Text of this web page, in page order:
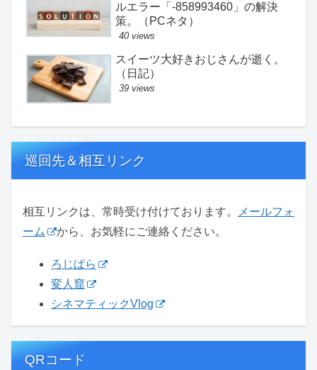
ルエラー「-858993460」の解決
策。（PCネタ）
40 views
スイーツ大好きおじさんが逝く。
（日記）
39 views
巡回先＆相互リンク
相互リンクは、常時受け付けております。
メールフォ
ーム
から、お気軽にご連絡ください。
ろじぱら
変人窟
シネマティックVlog
QRコード